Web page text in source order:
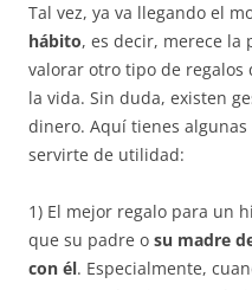
Tal vez, ya va llegando el
hábito, es decir, merece la
valorar otro tipo de
la vida. Sin duda, existen
dinero. Aquí tienes
servirte de utilidad:
1) El mejor regalo para un
que su padre o su madre
con él. Especialmente,